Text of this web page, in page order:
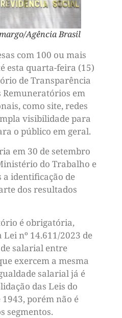
Agência Brasil
com 100 ou mais
esta quarta-feira (15)
de Transparência
Remuneratórios em
como site, redes
visibilidade para
o público em geral.
em 30 de setembro
do Trabalho e
a identificação de
dos resultados
é obrigatória,
nº 14.611/2023 de
salarial entre
exercem a mesma
salarial já é
das Leis do
porém não é
segmentos.